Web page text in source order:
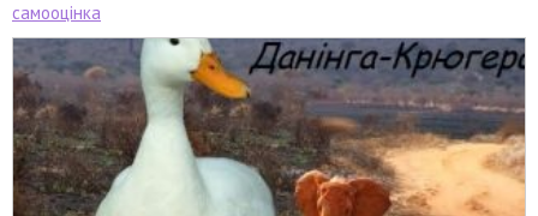
самооцінка